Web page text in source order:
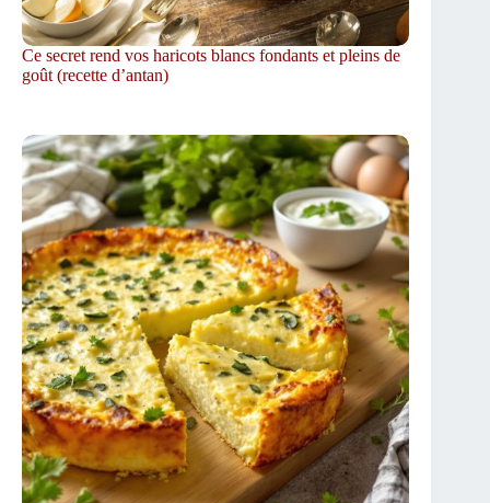
Ce secret rend vos haricots blancs fondants et pleins de
goût (recette d’antan)